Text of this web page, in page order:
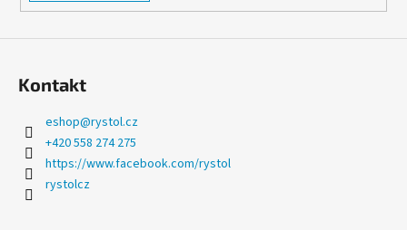
n
j
t
?
Kontakt
eshop@rystol.cz
+420 558 274 275
https://www.facebook.com/rystol
rystolcz